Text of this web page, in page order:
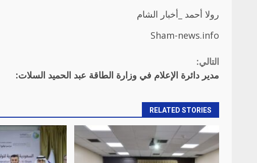
رولا أحمد _أخبار الشام
Sham-news.info
Continue
Reading
التالي:
مدير دائرة الإعلام في وزارة الطاقة عبد الحميد السلات:
RELATED STORIES